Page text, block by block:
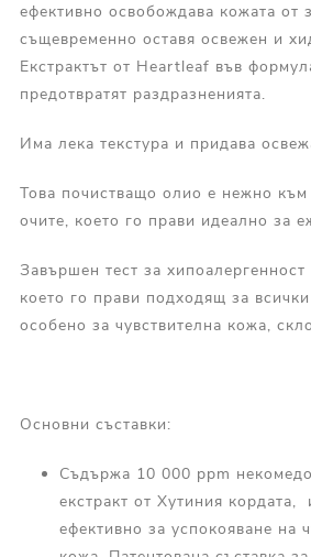
ефективно освобождава кожата от
същевременно оставя освежен и
Екстрактът от Heartleaf във
предотвратят раздразненията.
Има лека текстура и придава
Това почистващо олио е нежно
очите, което го прави идеално за
Завършен тест за
което го прави подходящ за
особено за чувствителна кожа,
Основни съставки:
Съдържа 10 000 ppm
екстракт от Хутиния кордата,
ефективно за успокояване на